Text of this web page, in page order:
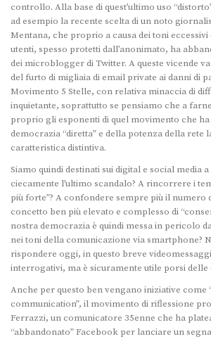
controllo. Alla base di quest’ultimo uso
ad esempio la recente scelta di un noto
Mentana, che proprio a causa dei toni
utenti, spesso protetti dall’anonimato, ha
dei microblogger di Twitter. A queste vicende
del furto di migliaia di email private ai danni di
Movimento 5 Stelle, con relativa minaccia di
inquietante, soprattutto se pensiamo che a
proprio gli esponenti di quel movimento che
democrazia “diretta” e della potenza della
caratteristica distintiva.
Siamo quindi destinati sui digital e social media
ciecamente l’ultimo scandalo? A rincorrere i
più forte”? A confondere sempre più il numero
concetto ben più elevato e complesso di
nostra democrazia è quindi messa in pericolo
nei toni della comunicazione via smartphone?
rispondere oggi, in questo breve
interrogativi, ma è sicuramente utile porsi delle
Anche per questo ben vengano iniziative come
communication”, il movimento di riflessione
Ferrazzi, un comunicatore 35enne che ha
“abbandonato” Facebook per lanciare un